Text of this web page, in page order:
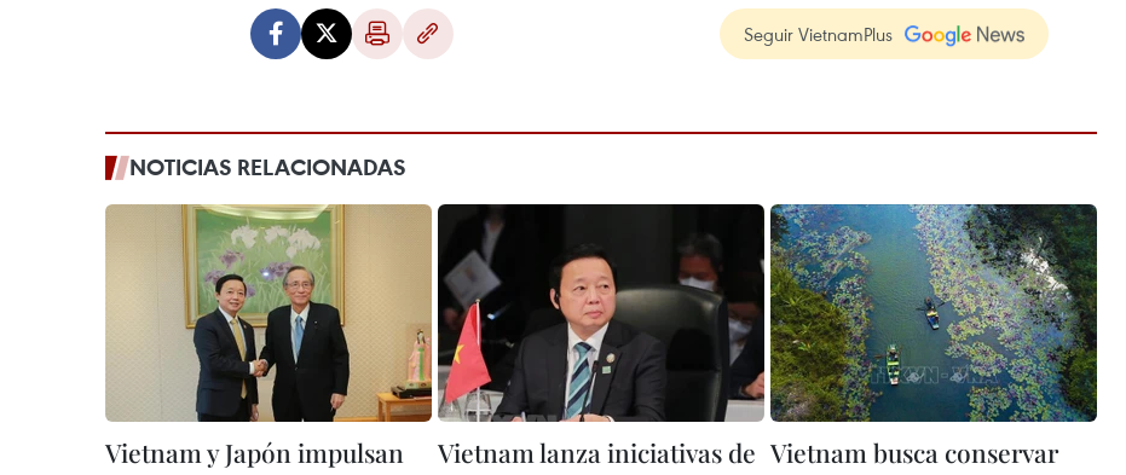
Seguir VietnamPlus
NOTICIAS RELACIONADAS
Vietnam y Japón impulsan
Vietnam lanza iniciativas de Vietnam busca conservar